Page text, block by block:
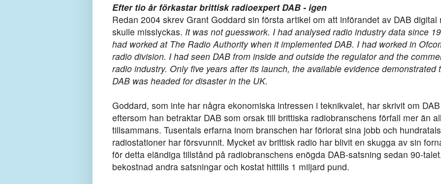
Efter tio år förkastar brittisk radioexpert DAB - igen
Redan 2004 skrev Grant Goddard sin första artikel om att införandet av DAB digital
skulle misslyckas. It was not guesswork. I had analysed radio industry data since
had worked at The Radio Authority when it implemented DAB. I had worked in
radio division. I had seen DAB from inside and outside the regulator and the
radio industry. Only five years after its launch, the available evidence demonstrated
DAB was headed for disaster in the UK.
Goddard, som inte har några ekonomiska intressen i teknikvalet, har skrivit om DAB
eftersom han betraktar DAB som orsak till brittiska radiobranschens förfall mer än
tillsammans. Tusentals erfarna inom branschen har förlorat sina jobb och
radiostationer har försvunnit. Mycket av brittisk radio har blivit en skugga av sin
för detta eländiga tillstånd på radiobranschens enögda DAB-satsning sedan 90-
bekostnad andra satsningar och kostat hittills 1 miljard pund.